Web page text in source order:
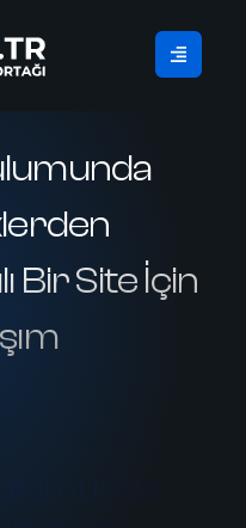
Bir Site İçin